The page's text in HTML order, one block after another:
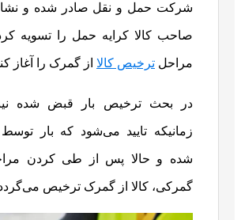
شرکت حمل و نقل صادر شده و
صاحب کالا کرایه حمل را تسویه
مراحل ترخیص کالا از گمرک را آغاز
در بحث ترخیص بار قبض شده
زمانیکه تایید می‌شود که بار توسط
شده و حالا پس از طی کردن
گمرکی، کالا از گمرک ترخیص